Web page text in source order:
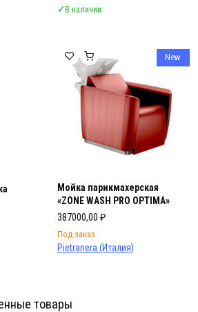
✓В наличии
New
Мойка парикмахерская
«ZONE WASH PRO OPTIMA»
387000,00 ₽
Под заказ
Pietranera (Италия)
товары